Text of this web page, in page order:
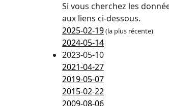
Si vous cherchez les
aux liens ci-dessous.
2025-02-19(la plus récente)
2024-05-14
2023-05-10
2021-04-27
2019-05-07
2015-02-22
2009-08-06